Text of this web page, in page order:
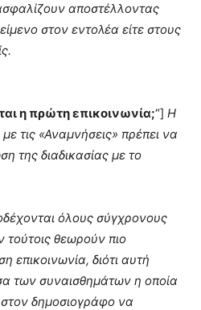
αποστέλλοντας
στον εντολέα είτε στους
η πρώτη επικοινωνία;“] Η
τις «Αναμνήσεις» πρέπει να
της διαδικασίας με το
όλους σύγχρονους
τούτοις θεωρούν πιο
επικοινωνία, διότι αυτή
των συναισθημάτων η οποία
δημοσιογράφο να